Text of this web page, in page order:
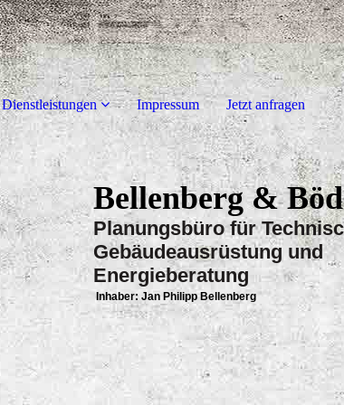
Dienstleistungen Impressum Jetzt anfragen
Bellenberg &
Planungsbüro für
Gebäudeausrüstung und
Energieberatung
Inhaber: Jan Philipp Bellenberg